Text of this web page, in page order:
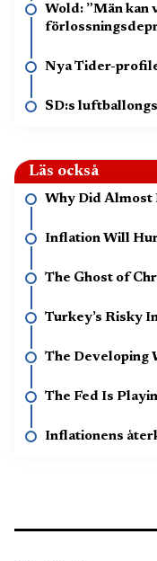
Wold: ”Män kan
Nya Tider-
SD:s
Läs också
Why Did Almost
Inflation Will
The Ghost of
Turkey’s Risky
The Developing
The Fed Is
Inflationens